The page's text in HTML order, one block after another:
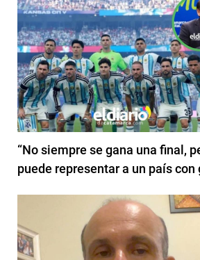
“No siempre se gana una final,
puede representar a un país con